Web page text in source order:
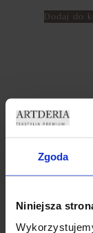
Zgoda
Niniejsza
Dodaj do
SILVER